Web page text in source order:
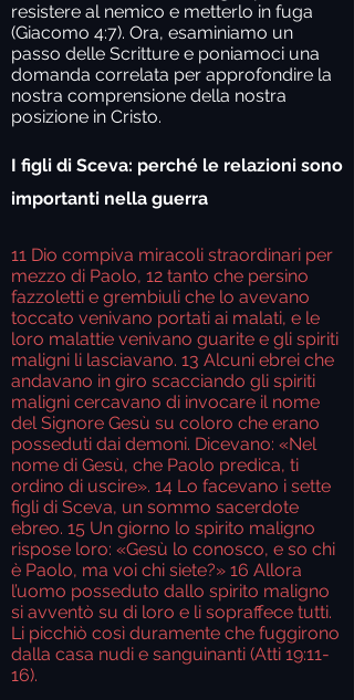
resistere al nemico e metterlo in fuga
(Giacomo 4:7). Ora, esaminiamo un
passo delle Scritture e poniamoci una
domanda correlata per approfondire la
nostra comprensione della nostra
posizione in Cristo.
I figli di Sceva: perché le relazioni sono
importanti nella guerra
11 Dio compiva miracoli straordinari per
mezzo di Paolo, 12 tanto che persino
fazzoletti e grembiuli che lo avevano
toccato venivano portati ai malati, e le
loro malattie venivano guarite e gli spiriti
maligni li lasciavano. 13 Alcuni ebrei che
andavano in giro scacciando gli spiriti
maligni cercavano di invocare il nome
del Signore Gesù su coloro che erano
posseduti dai demoni. Dicevano: «Nel
nome di Gesù, che Paolo predica, ti
ordino di uscire». 14 Lo facevano i sette
figli di Sceva, un sommo sacerdote
ebreo. 15 Un giorno lo spirito maligno
rispose loro: «Gesù lo conosco, e so chi
è Paolo, ma voi chi siete?» 16 Allora
l’uomo posseduto dallo spirito maligno
si avventò su di loro e li sopraffece tutti.
Li picchiò così duramente che fuggirono
dalla casa nudi e sanguinanti (Atti 19:11-
16).